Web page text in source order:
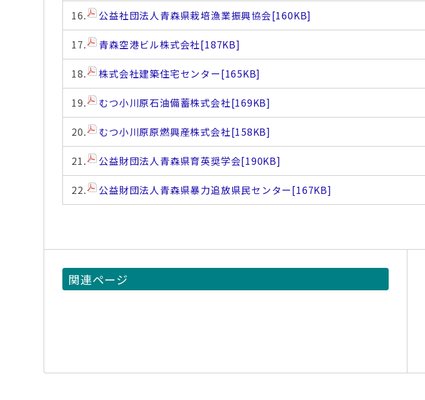
16. 公益社団法人青森県栽培漁業振興協会[160KB]
17. 青森空港ビル株式会社[187KB]
18. 株式会社建築住宅センター[165KB]
19. むつ小川原石油備蓄株式会社[169KB]
20. むつ小川原原燃興産株式会社[158KB]
21. 公益財団法人青森県育英奨学会[190KB]
22. 公益財団法人青森県暴力追放県民センター[167KB]
関連ページ